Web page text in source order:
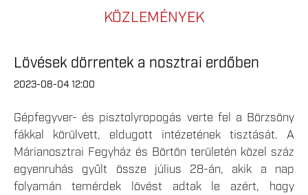
KÖZLEMÉNYEK
Lövések dörrentek a nosztrai erdőben
2023-08-04 12:00
Gépfegyver- és pisztolyropogás verte fel a Börzsöny
fákkal körülvett, eldugott intézetének tisztását. A
Márianosztrai Fegyház és Börtön területén közel száz
egyenruhás gyűlt össze július 28-án, akik a nap
folyamán temérdek lövést adtak le azért, hogy